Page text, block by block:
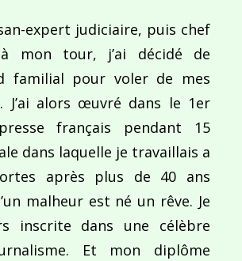
expert judiciaire, puis chef
à mon tour, j’ai décidé de
familial pour voler de mes
J’ai alors œuvré dans le 1er
français pendant 15
dans laquelle je travaillais a
après plus de 40 ans
malheur est né un rêve. Je
inscrite dans une célèbre
Et mon diplôme